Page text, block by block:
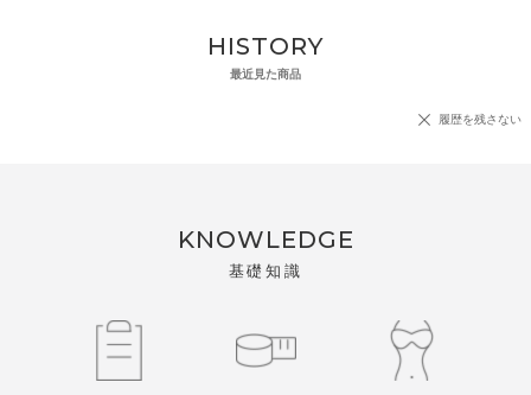
HISTORY
最近見た商品
履歴を残さない
KNOWLEDGE
基礎知識